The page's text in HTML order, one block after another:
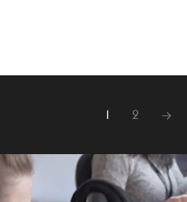
1 2 →